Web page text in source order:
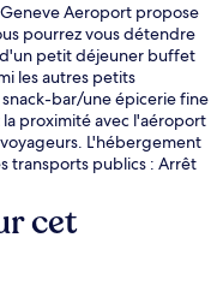
Geneve Aeroport propose
pourrez vous détendre
petit déjeuner buffet
les autres petits
bar/une épicerie fine
proximité avec l'aéroport
L'hébergement
transports publics : Arrêt
cet